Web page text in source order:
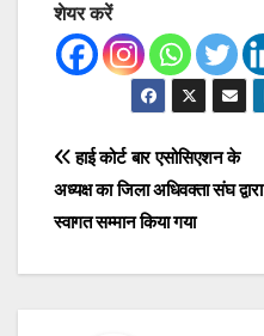
शेयर करें
Post
navigation
हाई कोर्ट बार एसोसिएशन के
अध्यक्ष का जिला अधिवक्ता संघ द्वारा
स्वागत सम्मान किया गया